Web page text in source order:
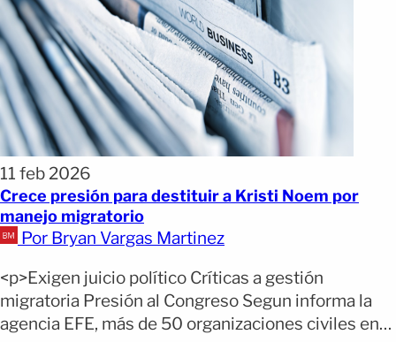
11 feb 2026
Crece presión para destituir a Kristi Noem por
manejo migratorio
Por Bryan Vargas Martinez
<p>Exigen juicio político Críticas a gestión
migratoria Presión al Congreso Segun informa la
agencia EFE, más de 50 organizaciones civiles en